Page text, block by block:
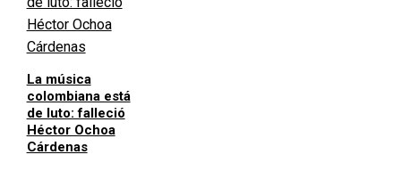
La música
colombiana está
de luto: falleció
Héctor Ochoa
Cárdenas